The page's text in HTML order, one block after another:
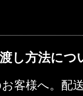
し方法につ
客様へ。配